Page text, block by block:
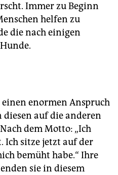
Immer zu Beginn
helfen zu
die nach einigen
einen enormen Anspruch
diesen auf die anderen
dem Motto: „Ich
Ich sitze jetzt auf der
bemüht habe.“ Ihre
sie in diesem